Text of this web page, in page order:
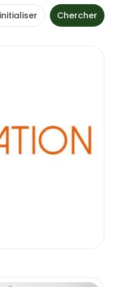
Chercher